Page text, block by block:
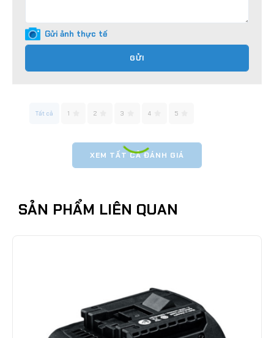
Gửi ảnh thực tế
GỬI
Tất cả 1 2 3 4 5
XEM TẤT CẢ ĐÁNH GIÁ
SẢN PHẨM LIÊN QUAN